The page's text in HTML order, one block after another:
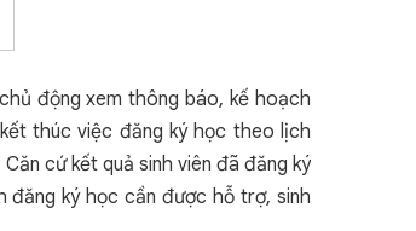
động xem thông báo, kế hoạch
thúc việc đăng ký học theo lịch
cứ kết quả sinh viên đã đăng ký
đăng ký học cần được hỗ trợ, sinh